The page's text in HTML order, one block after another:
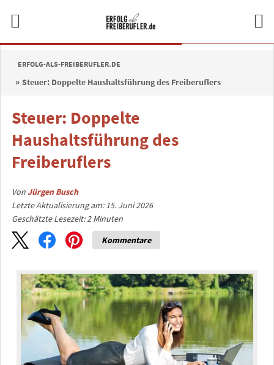
ERFOLG-ALS-FREIBERUFLER.DE
Steuer: Doppelte Haushaltsführung des Freiberuflers
Steuer: Doppelte
Haushaltsführung des
Freiberuflers
VonJürgen Busch
Letzte Aktualisierung am: 15. Juni 2026
Geschätzte Lesezeit:2 Minuten
Kommentare